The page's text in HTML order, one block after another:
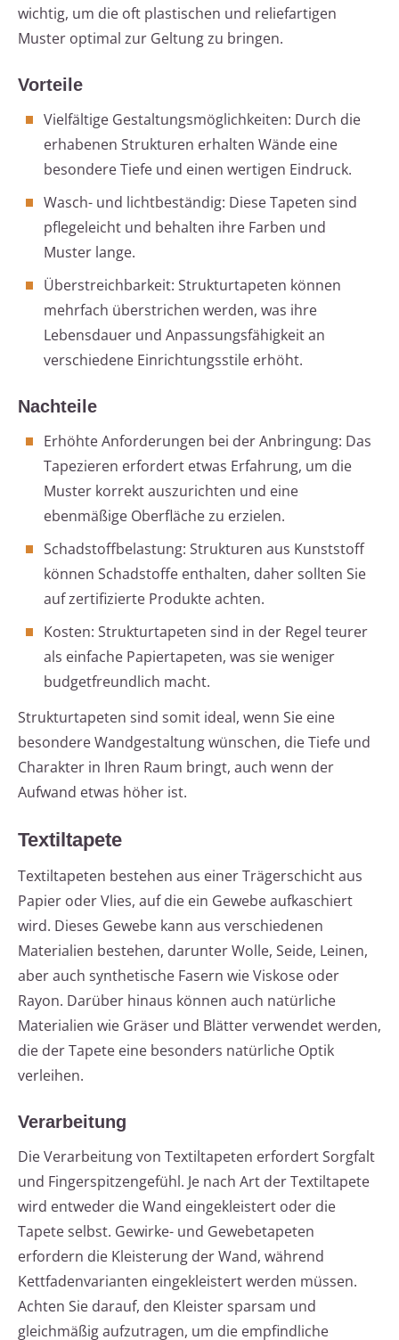
wichtig, um die oft plastischen und reliefartigen
Muster optimal zur Geltung zu bringen.
Vorteile
Vielfältige Gestaltungsmöglichkeiten: Durch die
erhabenen Strukturen erhalten Wände eine
besondere Tiefe und einen wertigen Eindruck.
Wasch- und lichtbeständig: Diese Tapeten sind
pflegeleicht und behalten ihre Farben und
Muster lange.
Überstreichbarkeit: Strukturtapeten können
mehrfach überstrichen werden, was ihre
Lebensdauer und Anpassungsfähigkeit an
verschiedene Einrichtungsstile erhöht.
Nachteile
Erhöhte Anforderungen bei der Anbringung: Das
Tapezieren erfordert etwas Erfahrung, um die
Muster korrekt auszurichten und eine
ebenmäßige Oberfläche zu erzielen.
Schadstoffbelastung: Strukturen aus Kunststoff
können Schadstoffe enthalten, daher sollten Sie
auf zertifizierte Produkte achten.
Kosten: Strukturtapeten sind in der Regel teurer
als einfache Papiertapeten, was sie weniger
budgetfreundlich macht.
Strukturtapeten sind somit ideal, wenn Sie eine
besondere Wandgestaltung wünschen, die Tiefe und
Charakter in Ihren Raum bringt, auch wenn der
Aufwand etwas höher ist.
Textiltapete
Textiltapeten bestehen aus einer Trägerschicht aus
Papier oder Vlies, auf die ein Gewebe aufkaschiert
wird. Dieses Gewebe kann aus verschiedenen
Materialien bestehen, darunter Wolle, Seide, Leinen,
aber auch synthetische Fasern wie Viskose oder
Rayon. Darüber hinaus können auch natürliche
Materialien wie Gräser und Blätter verwendet werden,
die der Tapete eine besonders natürliche Optik
verleihen.
Verarbeitung
Die Verarbeitung von Textiltapeten erfordert Sorgfalt
und Fingerspitzengefühl. Je nach Art der Textiltapete
wird entweder die Wand eingekleistert oder die
Tapete selbst. Gewirke- und Gewebetapeten
erfordern die Kleisterung der Wand, während
Kettfadenvarianten eingekleistert werden müssen.
Achten Sie darauf, den Kleister sparsam und
gleichmäßig aufzutragen, um die empfindliche